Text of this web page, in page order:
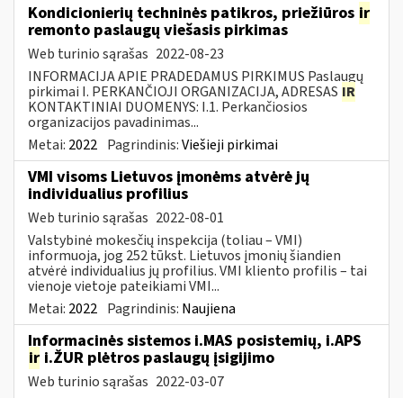
Kondicionierių techninės patikros, priežiūros ir
remonto paslaugų viešasis pirkimas
Web turinio sąrašas 2022-08-23
INFORMACIJA APIE PRADEDAMUS PIRKIMUS Paslaugų
pirkimai I. PERKANČIOJI ORGANIZACIJA, ADRESAS IR
KONTAKTINIAI DUOMENYS: I.1. Perkančiosios
organizacijos pavadinimas...
Metai: 2022 Pagrindinis:Viešieji pirkimai
VMI visoms Lietuvos įmonėms atvėrė jų
individualius profilius
Web turinio sąrašas 2022-08-01
Valstybinė mokesčių inspekcija (toliau – VMI)
informuoja, jog 252 tūkst. Lietuvos įmonių šiandien
atvėrė individualius jų profilius. VMI kliento profilis – tai
vienoje vietoje pateikiami VMI...
Metai: 2022 Pagrindinis: Naujiena
Informacinės sistemos i.MAS posistemių, i.APS
ir i.ŽUR plėtros paslaugų įsigijimo
Web turinio sąrašas 2022-03-07